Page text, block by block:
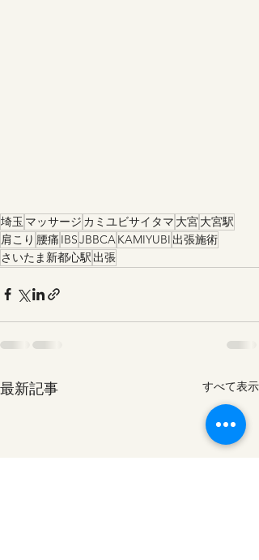
埼玉 マッサージ カミユビサイタマ 大宮大宮駅
肩こり 腰痛 IBSJBBCAKAMIYUBI 出張施術
さいたま新都心駅 出張
最新記事 すべて表示